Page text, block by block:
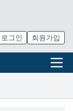
로그인 회원가입